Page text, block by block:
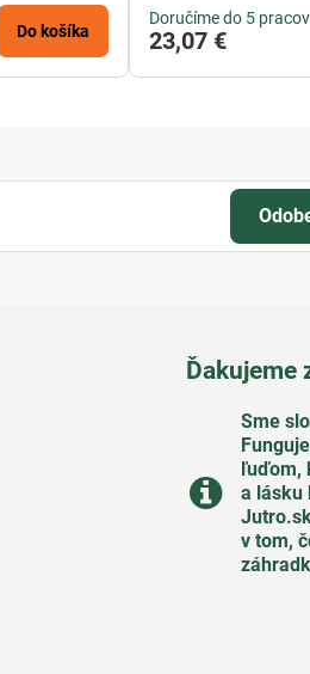
Do košíka
Doručíme do 5
23,07 €
Ďakujeme
Sme
ľuďom,
a lásku
v tom,